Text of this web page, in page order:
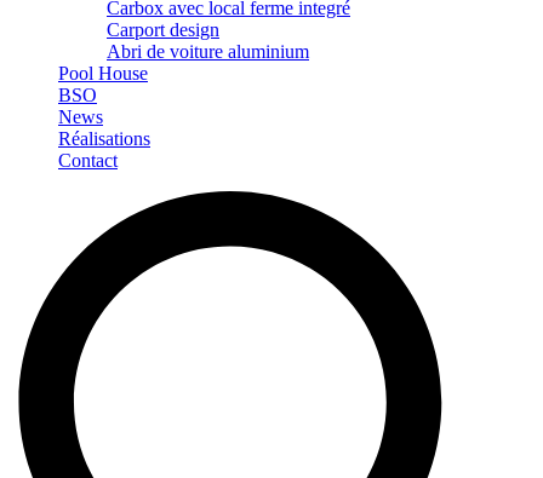
Carbox avec local ferme integré
Carport design
Abri de voiture aluminium
Pool House
BSO
News
Réalisations
Contact